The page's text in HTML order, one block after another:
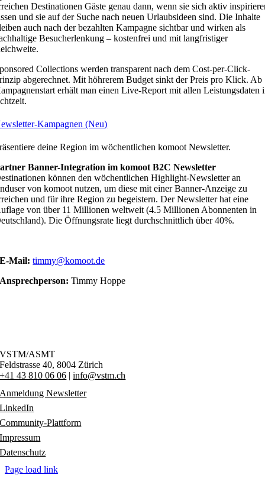
Destinationen Gäste genau dann, wenn sie sich aktiv
und sie auf der Suche nach neuen Urlaubsideen sind. Die Inhalte
auch nach der bezahlten Kampagne sichtbar und wirken als
Besucherlenkung – kostenfrei und mit langfristiger
Collections werden transparent nach dem Cost-per-Click-
abgerechnet. Mit höhrerem Budget sinkt der Preis pro Klick. Ab
erhält man einen Live-Report mit allen Leistungsdaten
Kampagnen (Neu)
deine Region im wöchentlichen komoot Newsletter.
Banner-Integration im komoot B2C Newsletter
können den wöchentlichen Highlight-Newsletter an
von komoot nutzen, um diese mit einer Banner-Anzeige zu
und für ihre Region zu begeistern. Der Newsletter hat eine
von über 11 Millionen weltweit (4.5 Millionen Abonnenten in
Die Öffnungsrate liegt durchschnittlich über 40%.
E-Mail:timmy@komoot.de
Ansprechperson:Timmy Hoppe
VSTM/ASMT
Feldstrasse 40,8004 Zürich
+41 43 810 06 06 |info@vstm.ch
Anmeldung Newsletter
LinkedIn
Community-Plattform
Impressum
Datenschutz
Page load link